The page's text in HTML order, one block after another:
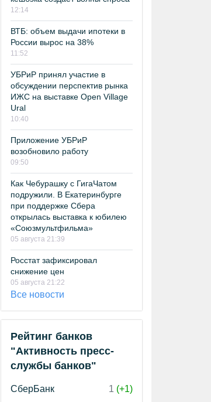
12:14
ВТБ: объем выдачи ипотеки в
России вырос на 38%
11:52
УБРиР принял участие в
обсуждении перспектив рынка
ИЖС на выставке Open Village
Ural
10:40
Приложение УБРиР
возобновило работу
09:50
Как Чебурашку с ГигаЧатом
подружили. В Екатеринбурге
при поддержке Сбера
открылась выставка к юбилею
«Союзмультфильма»
05 августа 21:39
Росстат зафиксировал
снижение цен
05 августа 21:22
Все новости
Рейтинг банков
"Активность пресс-
службы банков"
СберБанк 1 (+1)